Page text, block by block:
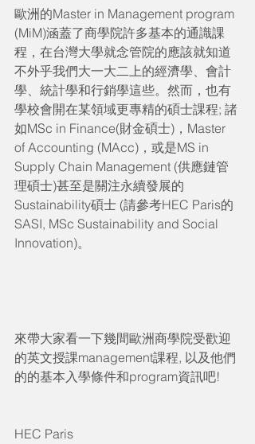
歐洲的Master in Management program
(MiM)涵蓋了商學院許多基本的通識課
程，在台灣大學就念管院的應該就知道
不外乎我們大一大二上的經濟學、會計
學、統計學和行銷學這些。然而，也有
學校會開在某領域更專精的碩士課程; 諸
如MSc in Finance(財金碩士)，Master
of Accounting (MAcc)，或是MS in
Supply Chain Management (供應鏈管
理碩士)甚至是關注永續發展的
Sustainability碩士 (請參考HEC Paris的
SASI, MSc Sustainability and Social
Innovation)。
來帶大家看一下幾間歐洲商學院受歡迎
的英文授課management課程, 以及他們
的的基本入學條件和program資訊吧!
HEC Paris